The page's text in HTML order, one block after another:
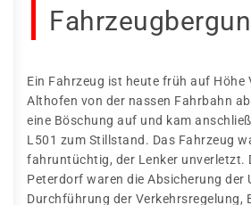
Ein Fahrzeug ist heute früh auf Höhe
Althofen von der nassen Fahrbahn
eine Böschung auf und kam
L501 zum Stillstand. Das Fahrzeug
fahruntüchtig, der Lenker unverletzt.
Peterdorf waren die Absicherung der
Durchführung der Verkehrsregelung,